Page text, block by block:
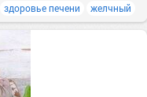
здоровье печени желчный